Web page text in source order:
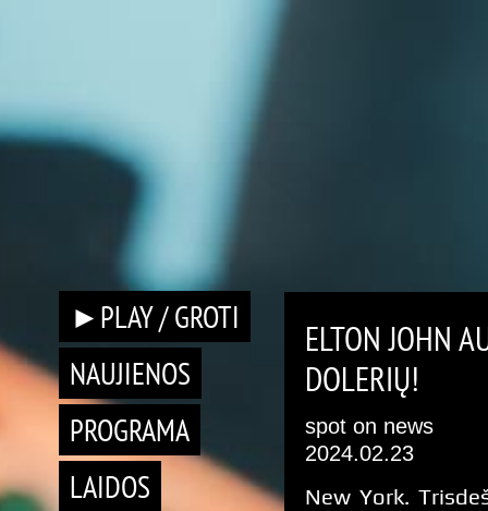
►PLAY / GROTI
NAUJIENOS
PROGRAMA
LAIDOS
ELTON JOHN
DOLERIŲ!
spot on news
2024.02.23
New York.